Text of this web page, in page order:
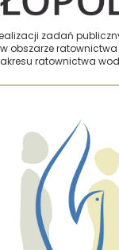
zadań
obszarze
ratownictwa